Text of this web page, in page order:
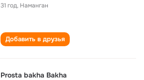
31 год, Наманган
Добавить в друзья
Prosta bakha Bakha